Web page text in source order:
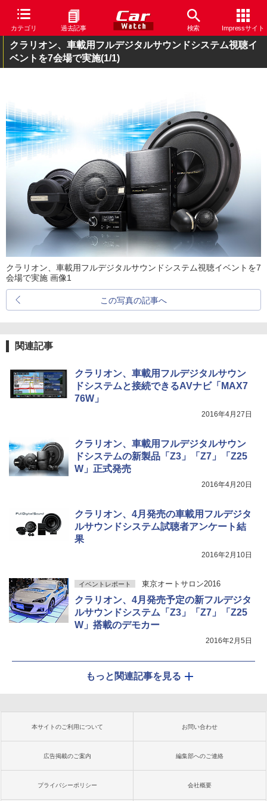
カテゴリ 過去記事 検索 Impressサイト
クラリオン、車載用フルデジタルサウンドシステム視聴イ
ベントを7会場で実施(1/1)
クラリオン、車載用フルデジタルサウンドシステム視聴イベントを7
会場で実施 画像1
この写真の記事へ
関連記事
クラリオン、車載用フルデジタルサウン
ドシステムと接続できるAVナビ「MAX7
76W」
2016年4月27日
クラリオン、車載用フルデジタルサウン
ドシステムの新製品「Z3」「Z7」「Z25
W」正式発売
2016年4月20日
クラリオン、4月発売の車載用フルデジタ
ルサウンドシステム試聴者アンケート結
果
2016年2月10日
イベントレポート 東京オートサロン2016
クラリオン、4月発売予定の新フルデジタ
ルサウンドシステム「Z3」「Z7」「Z25
W」搭載のデモカー
2016年2月5日
もっと関連記事を見る
本サイトのご利用について お問い合わせ
広告掲載のご案内 編集部へのご連絡
プライバシーポリシー 会社概要